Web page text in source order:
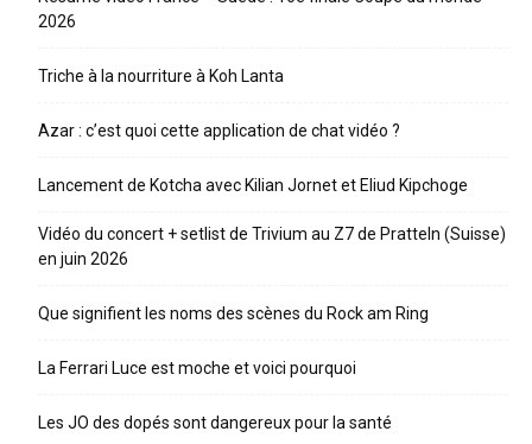
2026
Triche à la nourriture à Koh Lanta
Azar : c’est quoi cette application de chat vidéo ?
Lancement de Kotcha avec Kilian Jornet et Eliud Kipchoge
Vidéo du concert + setlist de Trivium au Z7 de Pratteln (Suisse)
en juin 2026
Que signifient les noms des scènes du Rock am Ring
La Ferrari Luce est moche et voici pourquoi
Les JO des dopés sont dangereux pour la santé